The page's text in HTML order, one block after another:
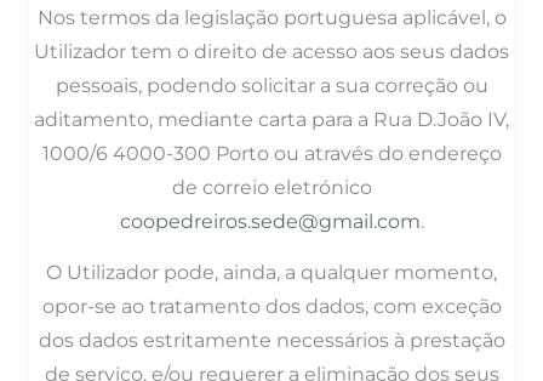
Nos termos da legislação portuguesa aplicável, o
Utilizador tem o direito de acesso aos seus dados
pessoais, podendo solicitar a sua correção ou
aditamento, mediante carta para a Rua D.João IV,
1000/6 4000-300 Porto ou através do endereço
de correio eletrónico
coopedreiros.sede@gmail.com.
O Utilizador pode, ainda, a qualquer momento,
opor-se ao tratamento dos dados, com exceção
dos dados estritamente necessários à prestação
de serviço, e/ou requerer a eliminação dos seus